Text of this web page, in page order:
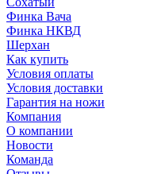
Финка Вача
Финка НКВД
Шерхан
Как купить
Условия оплаты
Условия доставки
Гарантия на ножи
Компания
О компании
Новости
Команда